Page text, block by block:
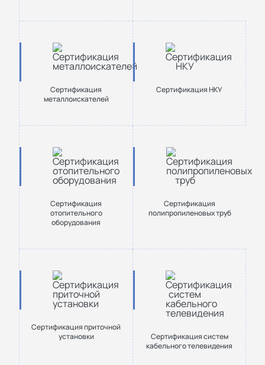
Сертификация
металлоискателей
Сертификация НКУ
Сертификация
отопительного
оборудования
Сертификация
полипропиленовых труб
Сертификация приточной
установки
Сертификация систем
кабельного телевидения